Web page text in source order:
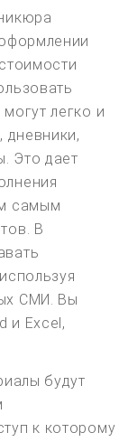
легко и
дневники,
Это дает
самым
В
СМИ. Вы
и Excel,
будут
к которому